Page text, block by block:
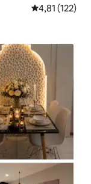
Gemiddelde
4,81 (122)